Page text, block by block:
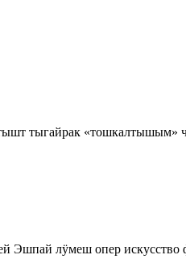
тыгайрак «тошкалтышым»
лӱмеш опер искусство